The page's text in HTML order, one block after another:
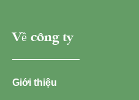
Về công ty
Giới thiệu